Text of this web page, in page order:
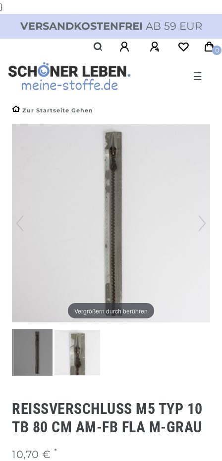
}
VERSANDKOSTENFREI AB 59 EUR
0
☰
Zur Startseite Gehen
Vergrößern durch berühren
REISSVERSCHLUSS M5 TYP 10 T
B 80 CM AM-FB FLA M-GRAU
10,70 € *